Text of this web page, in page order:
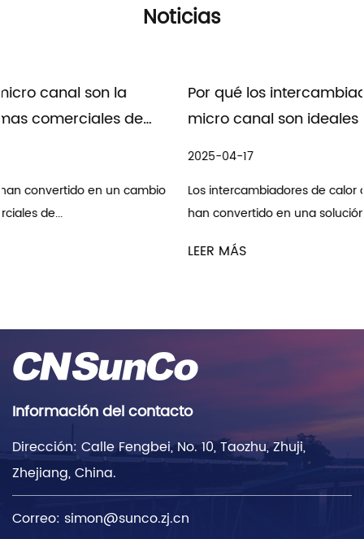
Noticias
Por qué los intercambiadores de calor de
micro canal son ideales para los sistemas
Los intercambiadores de calor de micro canal (MCHE) se
han convertido en una solución preferida e...
Información del contacto
Dirección: Calle Fengbei, No. 10, Taozhu, Zhuji,
Zhejiang, China.
Correo: simon@sunco.zj.cn